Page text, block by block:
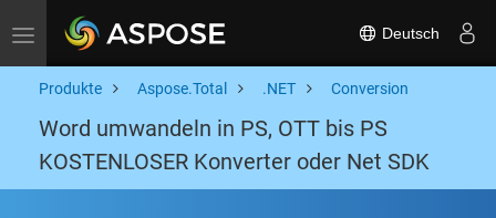
Toggle navigation Deutsch
Produkte Aspose.Total .NET Conversion
Word umwandeln in PS, OTT bis PS
KOSTENLOSER Konverter oder Net SDK